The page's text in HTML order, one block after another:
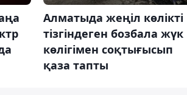
Алматыда жеңіл көлікті
тізгіндеген бозбала жүк
көлігімен соқтығысып
қаза тапты